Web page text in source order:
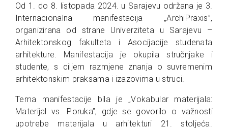
Od 1. do 8. listopada 2024. u Sarajevu održana je 3.
Internacionalna
manifestacija „ArchiPraxis”,
organizirana od strane Univerziteta u Sarajevu –
Arhitektonskog fakulteta i Asocijacije studenata
arhitekture. Manifestacija je okupila stručnjake i
studente, s ciljem razmjene znanja o suvremenim
arhitektonskim praksama i izazovima u struci.
Tema manifestacije bila je „Vokabular materijala:
Materijal vs. Poruka”, gdje se govorilo o važnosti
upotrebe materijala u arhitekturi 21. stoljeća.